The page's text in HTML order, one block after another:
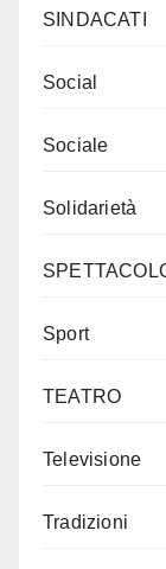
SINDACATI
Social
Sociale
Solidarietà
Sport
TEATRO
Televisione
Tradizioni